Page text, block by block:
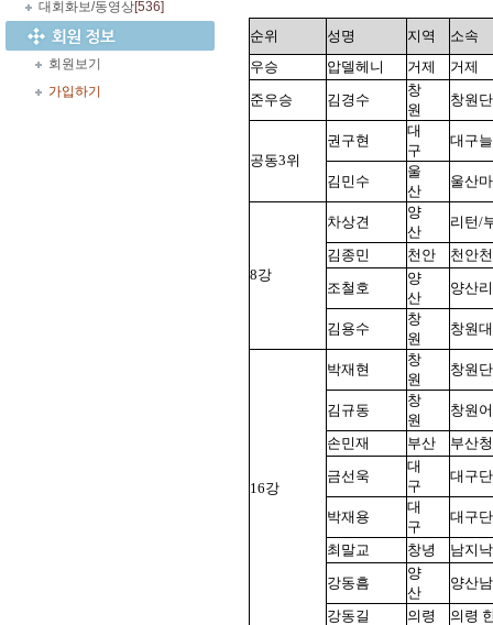
대회화보/동영상[536]
회원보기
가입하기
순위 성명 지역
소속
우승
압델헤니 거제
거제
준우승
김경수
창
원
창원
공동3위
권구현
대
구
대구
김민수
울
산
울산
8강
차상견
양
산
리턴/
김종민
천안
천안
조철호
양
산
양산
김용수
창
원
창원
16강
박재현
창
원
창원
김규동
창
원
창원
손민재
부산
부산
금선욱
대
구
대구
박재용
대
구
대구
최말교
창녕
남지
강동흠
양
산
양산
강동길
의령 의령